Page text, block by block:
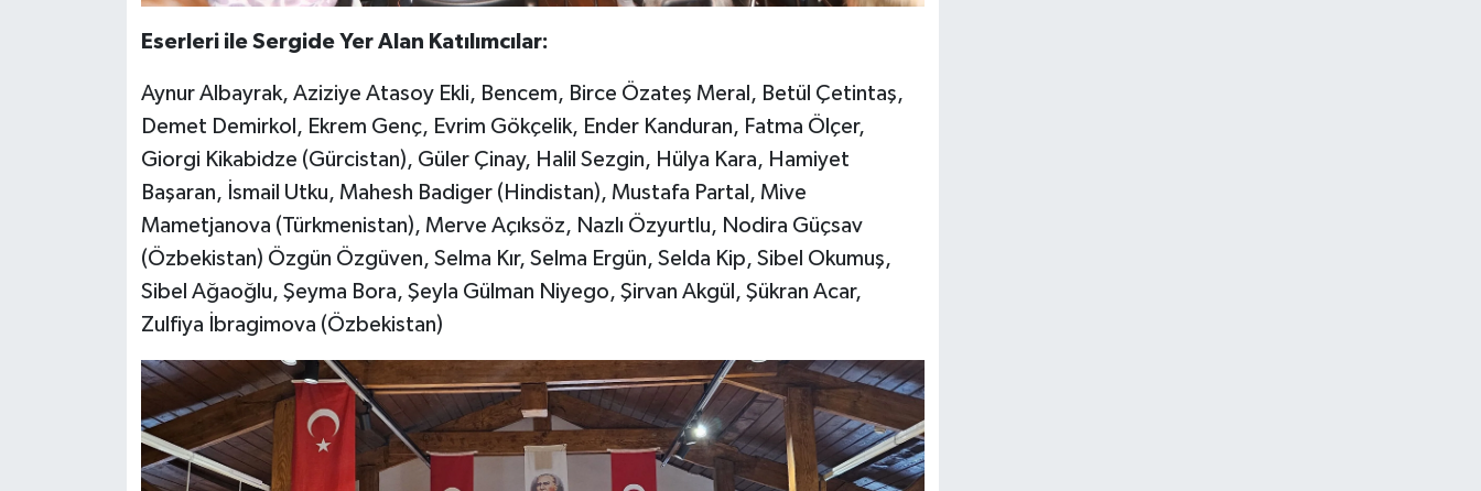
Eserleri ile Sergide Yer Alan Katılımcılar:
Aynur Albayrak, Aziziye Atasoy Ekli, Bencem, Birce Özateş Meral, Betül Çetintaş,
Demet Demirkol, Ekrem Genç, Evrim Gökçelik, Ender Kanduran, Fatma Ölçer,
Giorgi Kikabidze (Gürcistan), Güler Çinay, Halil Sezgin, Hülya Kara, Hamiyet
Başaran, İsmail Utku, Mahesh Badiger (Hindistan), Mustafa Partal, Mive
Mametjanova (Türkmenistan), Merve Açıksöz, Nazlı Özyurtlu, Nodira Güçsav
(Özbekistan) Özgün Özgüven, Selma Kır, Selma Ergün, Selda Kip, Sibel Okumuş,
Sibel Ağaoğlu, Şeyma Bora, Şeyla Gülman Niyego, Şirvan Akgül, Şükran Acar,
Zulfiya İbragimova (Özbekistan)